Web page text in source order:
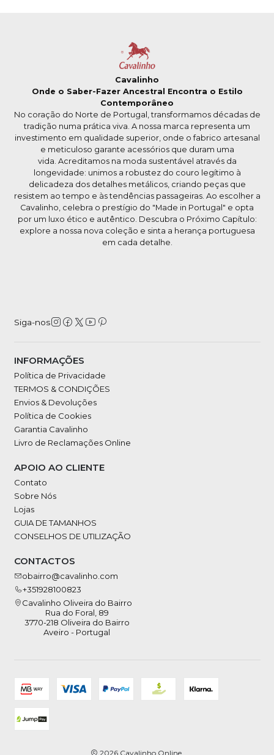
Cavalinho
Onde o Saber-Fazer Ancestral Encontra o Estilo
Contemporâneo
No coração do Norte de Portugal, transformamos décadas de
tradição numa prática viva. A nossa marca representa um
investimento em qualidade superior, onde o fabrico artesanal
e meticuloso garante acessórios que duram uma
vida. Acreditamos na moda sustentável através da
longevidade: unimos a robustez do couro legítimo à
delicadeza dos detalhes metálicos, criando peças que
resistem ao tempo e às tendências passageiras. Ao escolher a
Cavalinho, celebra o prestígio do "Made in Portugal" e opta
por um luxo ético e autêntico. Descubra o Próximo Capítulo:
explore a nossa nova coleção e sinta a herança portuguesa
em cada detalhe.
Siga-nos
INFORMAÇÕES
Política de Privacidade
TERMOS & CONDIÇÕES
Envios & Devoluções
Política de Cookies
Garantia Cavalinho
Livro de Reclamações Online
APOIO AO CLIENTE
Contato
Sobre Nós
Lojas
GUIA DE TAMANHOS
CONSELHOS DE UTILIZAÇÃO
CONTACTOS
obairro@cavalinho.com
+351928100823
Cavalinho Oliveira do Bairro
Rua do Foral, 89
3770-218 Oliveira do Bairro
Aveiro - Portugal
2026 Cavalinho Online.